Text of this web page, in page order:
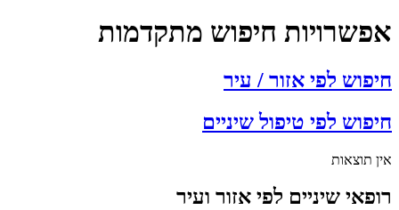
אפשרויות חיפוש מתקדמות
חיפוש לפי אזור / עיר
חיפוש לפי טיפול שיניים
אין תוצאות
רופאי שיניים לפי אזור ועיר